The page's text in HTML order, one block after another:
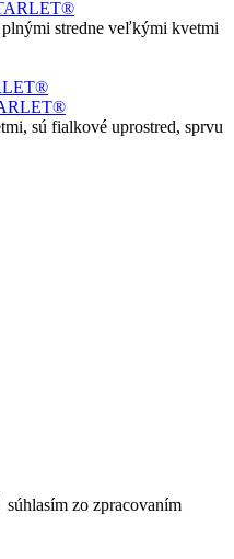
stredne veľkými kvetmi
sú fialkové uprostred, sprvu
súhlasím zo zpracovaním